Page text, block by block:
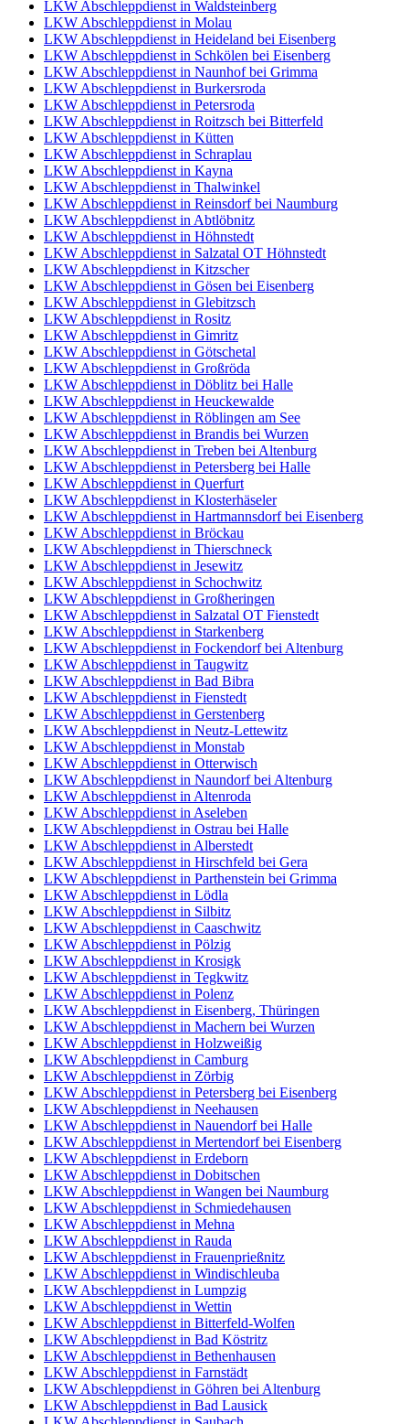
LKW Abschleppdienst in Waldsteinberg
LKW Abschleppdienst in Molau
LKW Abschleppdienst in Heideland bei Eisenberg
LKW Abschleppdienst in Schkölen bei Eisenberg
LKW Abschleppdienst in Naunhof bei Grimma
LKW Abschleppdienst in Burkersroda
LKW Abschleppdienst in Petersroda
LKW Abschleppdienst in Roitzsch bei Bitterfeld
LKW Abschleppdienst in Kütten
LKW Abschleppdienst in Schraplau
LKW Abschleppdienst in Kayna
LKW Abschleppdienst in Thalwinkel
LKW Abschleppdienst in Reinsdorf bei Naumburg
LKW Abschleppdienst in Abtlöbnitz
LKW Abschleppdienst in Höhnstedt
LKW Abschleppdienst in Salzatal OT Höhnstedt
LKW Abschleppdienst in Kitzscher
LKW Abschleppdienst in Gösen bei Eisenberg
LKW Abschleppdienst in Glebitzsch
LKW Abschleppdienst in Rositz
LKW Abschleppdienst in Gimritz
LKW Abschleppdienst in Götschetal
LKW Abschleppdienst in Großröda
LKW Abschleppdienst in Döblitz bei Halle
LKW Abschleppdienst in Heuckewalde
LKW Abschleppdienst in Röblingen am See
LKW Abschleppdienst in Brandis bei Wurzen
LKW Abschleppdienst in Treben bei Altenburg
LKW Abschleppdienst in Petersberg bei Halle
LKW Abschleppdienst in Querfurt
LKW Abschleppdienst in Klosterhäseler
LKW Abschleppdienst in Hartmannsdorf bei Eisenberg
LKW Abschleppdienst in Bröckau
LKW Abschleppdienst in Thierschneck
LKW Abschleppdienst in Jesewitz
LKW Abschleppdienst in Schochwitz
LKW Abschleppdienst in Großheringen
LKW Abschleppdienst in Salzatal OT Fienstedt
LKW Abschleppdienst in Starkenberg
LKW Abschleppdienst in Fockendorf bei Altenburg
LKW Abschleppdienst in Taugwitz
LKW Abschleppdienst in Bad Bibra
LKW Abschleppdienst in Fienstedt
LKW Abschleppdienst in Gerstenberg
LKW Abschleppdienst in Neutz-Lettewitz
LKW Abschleppdienst in Monstab
LKW Abschleppdienst in Otterwisch
LKW Abschleppdienst in Naundorf bei Altenburg
LKW Abschleppdienst in Altenroda
LKW Abschleppdienst in Aseleben
LKW Abschleppdienst in Ostrau bei Halle
LKW Abschleppdienst in Alberstedt
LKW Abschleppdienst in Hirschfeld bei Gera
LKW Abschleppdienst in Parthenstein bei Grimma
LKW Abschleppdienst in Lödla
LKW Abschleppdienst in Silbitz
LKW Abschleppdienst in Caaschwitz
LKW Abschleppdienst in Pölzig
LKW Abschleppdienst in Krosigk
LKW Abschleppdienst in Tegkwitz
LKW Abschleppdienst in Polenz
LKW Abschleppdienst in Eisenberg, Thüringen
LKW Abschleppdienst in Machern bei Wurzen
LKW Abschleppdienst in Holzweißig
LKW Abschleppdienst in Camburg
LKW Abschleppdienst in Zörbig
LKW Abschleppdienst in Petersberg bei Eisenberg
LKW Abschleppdienst in Neehausen
LKW Abschleppdienst in Nauendorf bei Halle
LKW Abschleppdienst in Mertendorf bei Eisenberg
LKW Abschleppdienst in Erdeborn
LKW Abschleppdienst in Dobitschen
LKW Abschleppdienst in Wangen bei Naumburg
LKW Abschleppdienst in Schmiedehausen
LKW Abschleppdienst in Mehna
LKW Abschleppdienst in Rauda
LKW Abschleppdienst in Frauenprießnitz
LKW Abschleppdienst in Windischleuba
LKW Abschleppdienst in Lumpzig
LKW Abschleppdienst in Wettin
LKW Abschleppdienst in Bitterfeld-Wolfen
LKW Abschleppdienst in Bad Köstritz
LKW Abschleppdienst in Bethenhausen
LKW Abschleppdienst in Farnstädt
LKW Abschleppdienst in Göhren bei Altenburg
LKW Abschleppdienst in Bad Lausick